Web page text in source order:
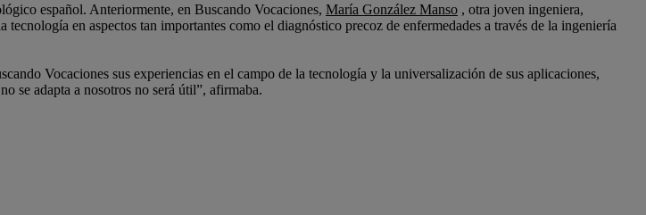
español. Anteriormente, en Buscando Vocaciones, María González Manso , otra joven ingeniera,
en aspectos tan importantes como el diagnóstico precoz de enfermedades a través de la ingeniería
Vocaciones sus experiencias en el campo de la tecnología y la universalización de sus aplicaciones,
se adapta a nosotros no será útil”, afirmaba.